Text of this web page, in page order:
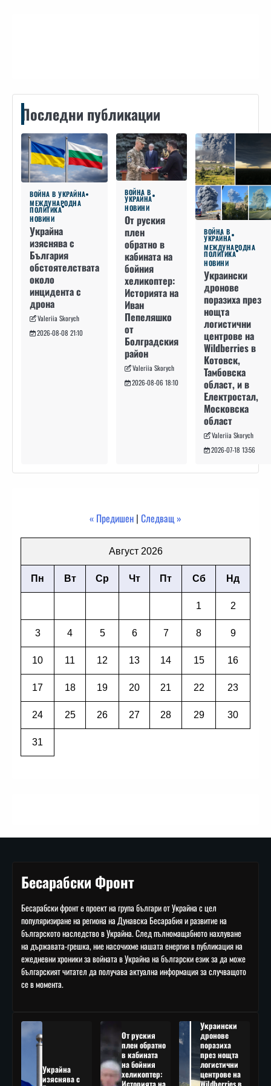
Последни публикации
ВОЙНА В УКРАЙНА
МЕЖДУНАРОДНА
ПОЛИТИКА
НОВИНИ
Украйна
изяснява с
България
обстоятелствата
около
инцидента с
дрона
Valeriia Skorych
2026-08-08 21:10
ВОЙНА В
УКРАЙНА
НОВИНИ
От руския
плен
обратно в
кабината на
бойния
хеликоптер:
Историята на
Иван
Пепеляшко
от
Болградския
район
Valeriia Skorych
2026-08-06 18:10
ВОЙНА В
УКРАЙНА
МЕЖДУНАРОДНА
ПОЛИТИКА
НОВИНИ
Украински
дронове
поразиха през
нощта
логистични
центрове на
Wildberries в
Котовск,
Тамбовска
област, и в
Електростал,
Московска
област
Valeriia Skorych
2026-07-18 13:56
« Предишен | Следващ »
Август 2026
Пн Вт Ср Чт Пт Сб Нд
1 2
3 4 5 6 7 8 9
10 11 12 13 14 15 16
17 18 19 20 21 22 23
24 25 26 27 28 29 30
31
Бесарабски Фронт
Бесарабски фронт е проект на група българи от Украйна с цел
популяризиране на региона на Дунавска Бесарабия и развитие на
българското наследство в Украйна. След пълномащабното нахлуване
на държавата-грешка, ние насочихме нашата енергия в публикация на
ежедневни хроники за войната в Украйна на български език за да може
българският читател да получава актуална информация за случващото
се в момента.
Украйна
изяснява с
От руския
плен обратно
в кабината
на бойния
хеликоптер:
Украински
дронове
поразиха
през нощта
логистични
центрове на